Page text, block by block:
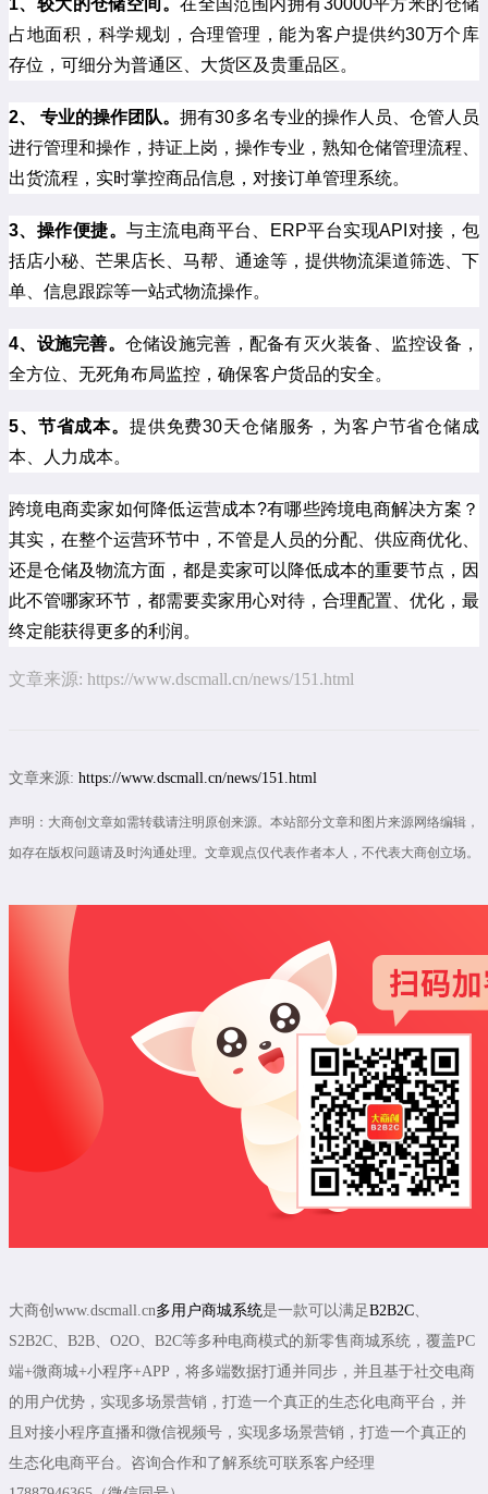
占地面积，科学规划，合理管理，能为客户提供约30万个库
存位，可细分为普通区、大货区及贵重品区。
2、 专业的操作团队。拥有30多名专业的操作人员、仓管人员
进行管理和操作，持证上岗，操作专业，熟知仓储管理流程、
出货流程，实时掌控商品信息，对接订单管理系统。
3、操作便捷。与主流电商平台、ERP平台实现API对接，包
括店小秘、芒果店长、马帮、通途等，提供物流渠道筛选、下
单、信息跟踪等一站式物流操作。
4、设施完善。 仓储设施完善，配备有灭火装备、监控设备，
全方位、无死角布局监控，确保客户货品的安全。
5、节省成本。 提供免费30天仓储服务，为客户节省仓储成
本、人力成本。
跨境电商卖家如何降低运营成本?有哪些跨境电商解决方案 ？
其实，在整个运营环节中，不管是人员的分配、供应商优化、
还是仓储及物流方面，都是卖家可以降低成本的重要节点，因
此不管哪家环节，都需要卖家用心对待，合理配置、优化，最
终定能获得更多的利润。
文章来源: https://www.dscmall.cn/news/151.html
文章来源: https://www.dscmall.cn/news/151.html
声明：大商创文章如需转载请注明原创来源。本站部分文章和图片来源网络编辑，
如存在版权问题请及时沟通处理。文章观点仅代表作者本人，不代表大商创立场。
大商创www.dscmall.cn多用户商城系统是一款可以满足B2B2C
S2B2C、B2B、O2O、B2C等多种电商模式的新零售商城系统，覆盖PC
端+微商城+小程序+APP，将多端数据打通并同步，并且基于社交电商
的用户优势，实现多场景营销，打造一个真正的生态化电商平台，并
且对接小程序直播和微信视频号，实现多场景营销，打造一个真正的
生态化电商平台。咨询合作和了解系统可联系客户经理